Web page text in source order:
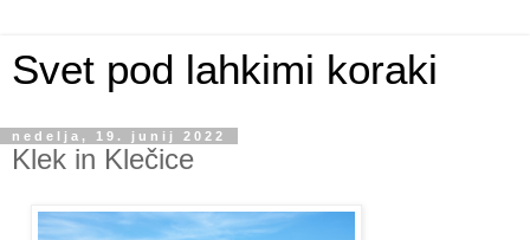
Svet pod lahkimi koraki
nedelja, 19. junij 2022
Klek in Klečice